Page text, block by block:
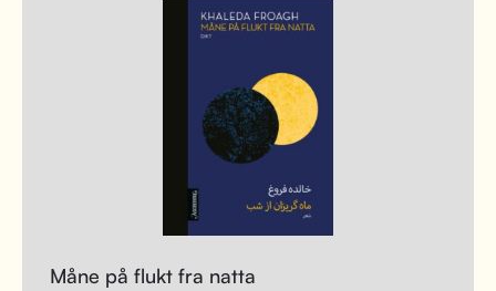
Måne på flukt fra natta